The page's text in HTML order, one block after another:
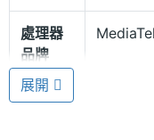
720P HD 前鏡頭，
Fi 802.11 a/b/g/n/
路、藍牙、A2DP，
斷。配置雙立體聲
處理器
品牌
處理器
展開